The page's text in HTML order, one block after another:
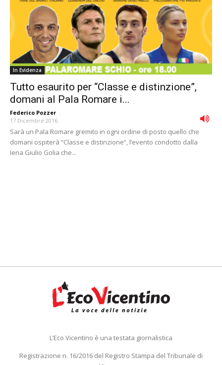
In Evidenza
Tutto esaurito per “Classe e distinzione”,
domani al Pala Romare i...
Federico Pozzer -
17 Dicembre 2016
Sarà un Pala Romare gremito in ogni ordine di posto quello che
domani ospiterà “Classe e distinzione”, l’evento condotto dalla
Iena Giulio Golia che...
L’Eco Vicentino è una testata giornalistica
Registrazione n. 16/2016 del Registro Stampa del Tribunale di